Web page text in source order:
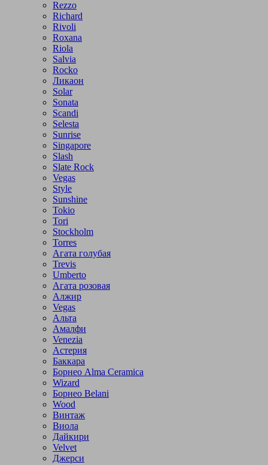
Rezzo
Richard
Rivoli
Roxana
Riola
Salvia
Rocko
Ликаон
Solar
Sonata
Scandi
Selesta
Sunrise
Singapore
Slash
Slate Rock
Vegas
Style
Sunshine
Tokio
Tori
Stockholm
Torres
Агата голубая
Trevis
Umberto
Агата розовая
Алжир
Vegas
Альта
Амалфи
Venezia
Астерия
Баккара
Борнео Alma Ceramica
Wizard
Борнео Belani
Wood
Винтаж
Виола
Дайкири
Velvet
Джерси